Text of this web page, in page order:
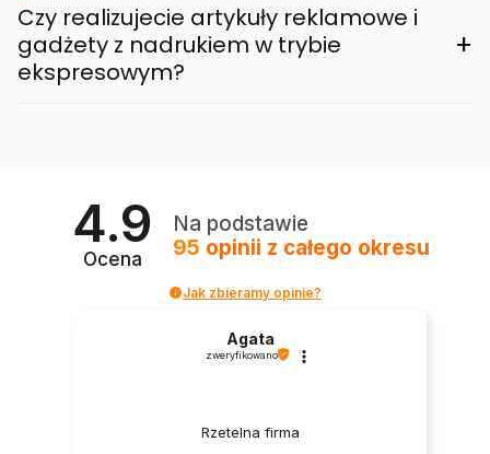
Czy realizujecie artykuły reklamowe i
gadżety z nadrukiem w trybie
ekspresowym?
+
4.9
Ocena
Na podstawie
95 opinii z całego okresu
Jak zbieramy opinie?
Agata
zweryfikowano
Rzetelna firma